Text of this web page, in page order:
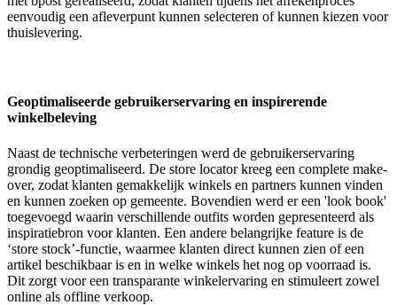
eenvoudig een afleverpunt kunnen selecteren of kunnen kiezen voor
thuislevering.
Geoptimaliseerde gebruikerservaring en inspirerende
winkelbeleving
Naast de technische verbeteringen werd de gebruikerservaring
grondig geoptimaliseerd. De store locator kreeg een complete make-
over, zodat klanten gemakkelijk winkels en partners kunnen vinden
en kunnen zoeken op gemeente. Bovendien werd er een 'look book'
toegevoegd waarin verschillende outfits worden gepresenteerd als
inspiratiebron voor klanten. Een andere belangrijke feature is de
‘store stock’-functie, waarmee klanten direct kunnen zien of een
artikel beschikbaar is en in welke winkels het nog op voorraad is.
Dit zorgt voor een transparante winkelervaring en stimuleert zowel
online als offline verkoop.